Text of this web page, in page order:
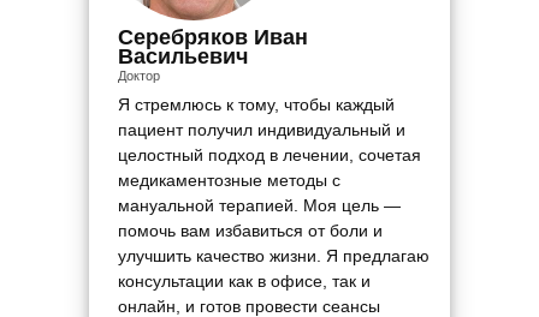
Серебряков Иван
Васильевич
Доктор
Я стремлюсь к тому, чтобы каждый
пациент получил индивидуальный и
целостный подход в лечении, сочетая
медикаментозные методы с
мануальной терапией. Моя цель —
помочь вам избавиться от боли и
улучшить качество жизни. Я предлагаю
консультации как в офисе, так и
онлайн, и готов провести сеансы